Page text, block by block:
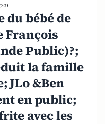
du bébé de
François
Public)?;
la famille
JLo &Ben
en public;
avec les